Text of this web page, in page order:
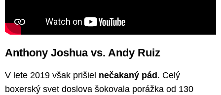
Anthony Joshua vs. Andy Ruiz
V lete 2019 však prišiel nečakaný pád . Celý
boxerský svet doslova šokovala porážka od 130